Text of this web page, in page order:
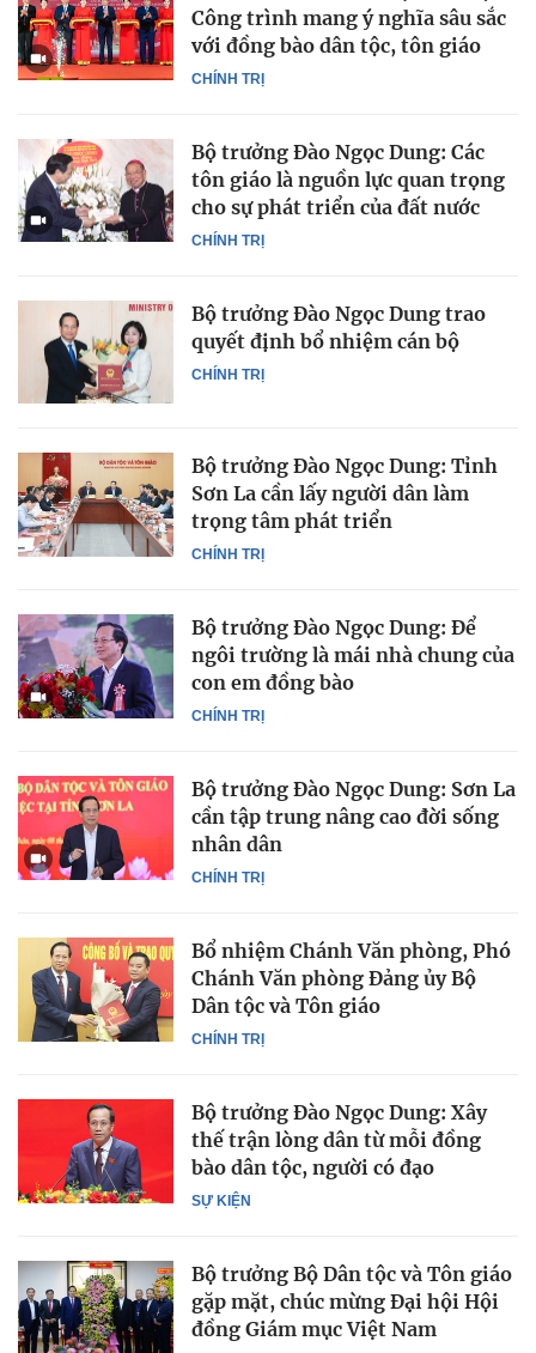
CHÍNH TRỊ
Công trình mang ý nghĩa sâu sắc
với đồng bào dân tộc, tôn giáo
CHÍNH TRỊ
Bộ trưởng Đào Ngọc Dung: Các
tôn giáo là nguồn lực quan trọng
cho sự phát triển của đất nước
CHÍNH TRỊ
Bộ trưởng Đào Ngọc Dung trao
quyết định bổ nhiệm cán bộ
CHÍNH TRỊ
Bộ trưởng Đào Ngọc Dung: Tỉnh
Sơn La cần lấy người dân làm
trọng tâm phát triển
CHÍNH TRỊ
Bộ trưởng Đào Ngọc Dung: Để
ngôi trường là mái nhà chung của
con em đồng bào
CHÍNH TRỊ
Bộ trưởng Đào Ngọc Dung: Sơn La
cần tập trung nâng cao đời sống
nhân dân
CHÍNH TRỊ
Bổ nhiệm Chánh Văn phòng, Phó
Chánh Văn phòng Đảng ủy Bộ
Dân tộc và Tôn giáo
SỰ KIỆN
Bộ trưởng Đào Ngọc Dung: Xây
thế trận lòng dân từ mỗi đồng
bào dân tộc, người có đạo
Bộ trưởng Bộ Dân tộc và Tôn giáo
gặp mặt, chúc mừng Đại hội Hội
đồng Giám mục Việt Nam